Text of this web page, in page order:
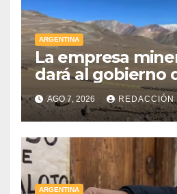
ARGENTINA
La empresa
dará al gobierno
U$D 250
aporte
reembolsable
AGO 7, 2026 REDACCIÓN
ARGENTINA